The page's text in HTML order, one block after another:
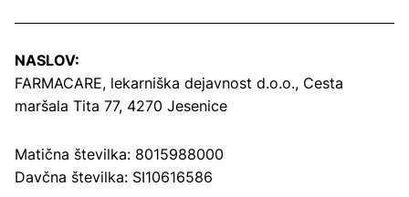
NASLOV:
FARMACARE, lekarniška dejavnost d.o.o., Cesta
maršala Tita 77, 4270 Jesenice
Matična številka: 8015988000
Davčna številka: SI10616586